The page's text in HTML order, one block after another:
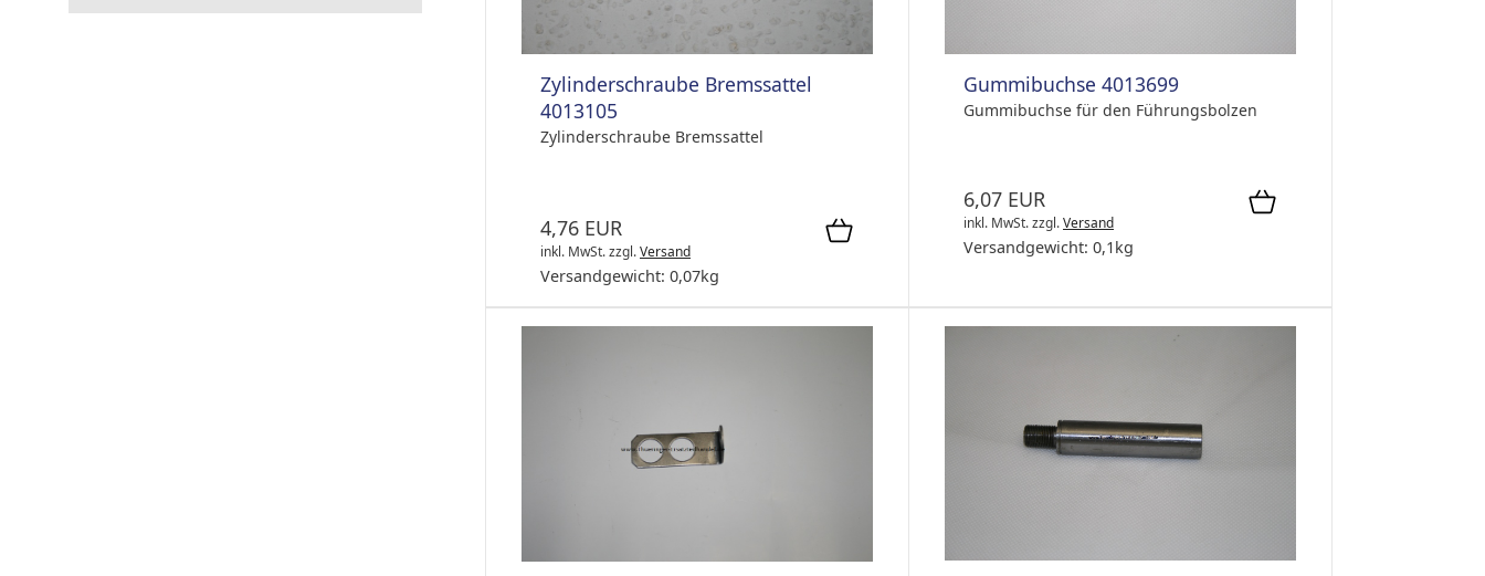
Zylinderschraube Bremssattel
4013105
Zylinderschraube Bremssattel
4,76 EUR
inkl. MwSt.zzgl.Versand
Versandgewicht: 0,07kg
Gummibuchse 4013699
Gummibuchse für den Führungsbolzen
6,07 EUR
inkl. MwSt.zzgl.Versand
Versandgewicht: 0,1 kg